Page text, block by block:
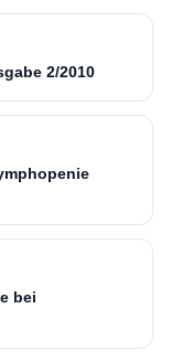
2/2010
bei